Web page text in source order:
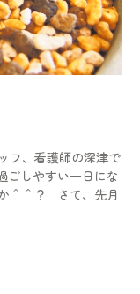
フ、看護師の深津で
しやすい一日にな
＾＾？ さて、先月